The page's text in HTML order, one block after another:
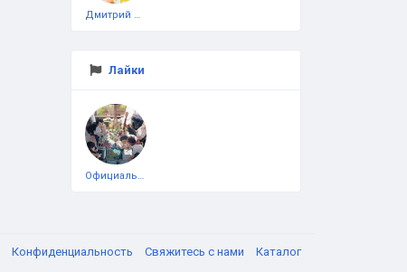
Дмитрий Чеботарёв
Лайки
Официальная тестовая страница
Конфиденциальность Свяжитесь с нами Каталог